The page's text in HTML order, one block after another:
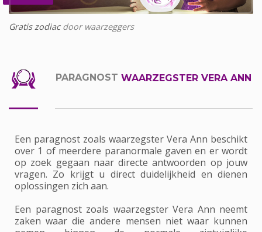
Gratis zodiacdoor waarzeggers
PARAGNOST WAARZEGSTER VERA ANN
Een paragnost zoals waarzegster Vera Ann beschikt
over 1 of meerdere paranormale gaven en er wordt
op zoek gegaan naar directe antwoorden op jouw
vragen. Zo krijgt u direct duidelijkheid en dienen
oplossingen zich aan.
Een paragnost zoals waarzegster Vera Ann neemt
zaken waar die andere mensen niet waar kunnen